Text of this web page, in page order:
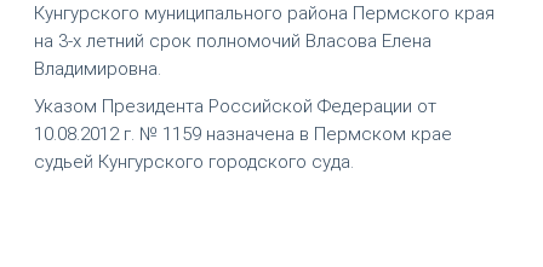
Кунгурского муниципального района Пермского края
на 3-х летний срок полномочий Власова Елена
Владимировна.
Указом Президента Российской Федерации от
10.08.2012 г. № 1159 назначена в Пермском крае
судьей Кунгурского городского суда.